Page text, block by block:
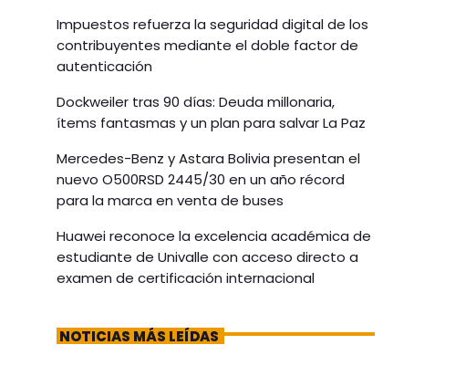
Impuestos refuerza la seguridad digital de los
contribuyentes mediante el doble factor de
autenticación
Dockweiler tras 90 días: Deuda millonaria,
ítems fantasmas y un plan para salvar La Paz
Mercedes-Benz y Astara Bolivia presentan el
nuevo O500RSD 2445/30 en un año récord
para la marca en venta de buses
Huawei reconoce la excelencia académica de
estudiante de Univalle con acceso directo a
examen de certificación internacional
NOTICIAS MÁS LEÍDAS